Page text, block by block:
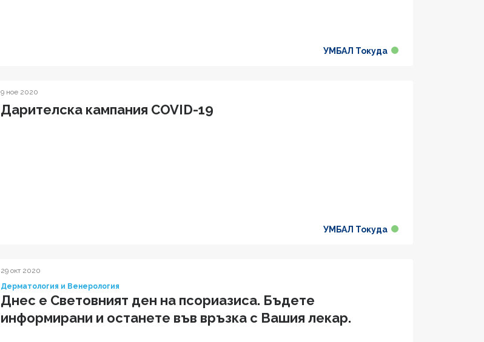
УМБАЛ Токуда
9 ное 2020
Дарителска кампания COVID-19
УМБАЛ Токуда
29 окт 2020
Дерматология и Венерология
Днес е Световният ден на псориазиса. Бъдете
информирани и останете във връзка с Вашия лекар.